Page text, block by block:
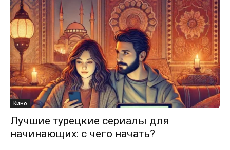
Кино
Лучшие турецкие сериалы для
начинающих: с чего начать?